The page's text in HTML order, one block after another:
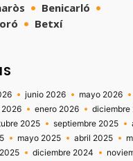
Benicarló
Betxí
junio 2026 mayo 2026
2026 enero 2026
diciembre
2025 septiembre 2025
mayo 2025 abril 2025
diciembre 2024